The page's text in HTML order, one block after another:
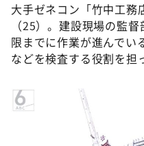
大手ゼネコン「竹中工務
（25）。建設現場の監
限までに作業が進んでい
などを検査する役割を担